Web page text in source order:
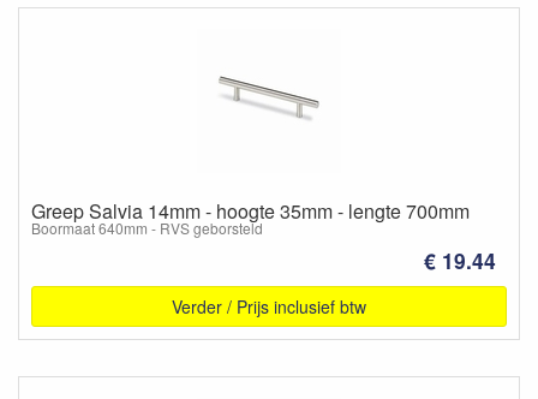
Greep Salvia 14mm - hoogte 35mm - lengte 700mm
Boormaat 640mm - RVS geborsteld
€ 19.44
Verder / Prijs inclusief btw